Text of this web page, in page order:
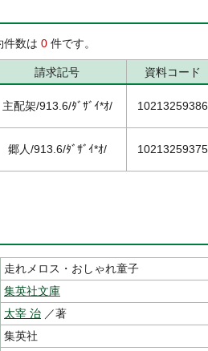
件数は 0 件です。
請求記号 資料コード
主配架/913.6/ﾀﾞｻﾞｲ*ｵ/ 10213259386
郷人/913.6/ﾀﾞｻﾞｲ*ｵ/ 10213259375
走れメロス・おしゃれ童子
集英社文庫
太宰 治 ／著
集英社